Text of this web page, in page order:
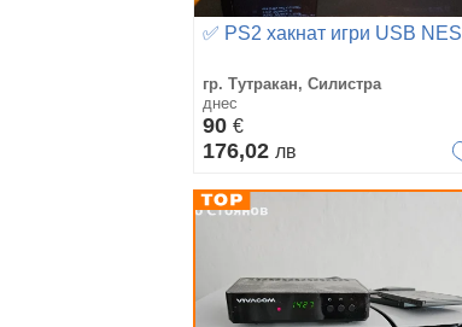
✅ PS2 хакнат игри USB NES
гр. Тутракан, Силистра
днес
90 €
176,02 лв